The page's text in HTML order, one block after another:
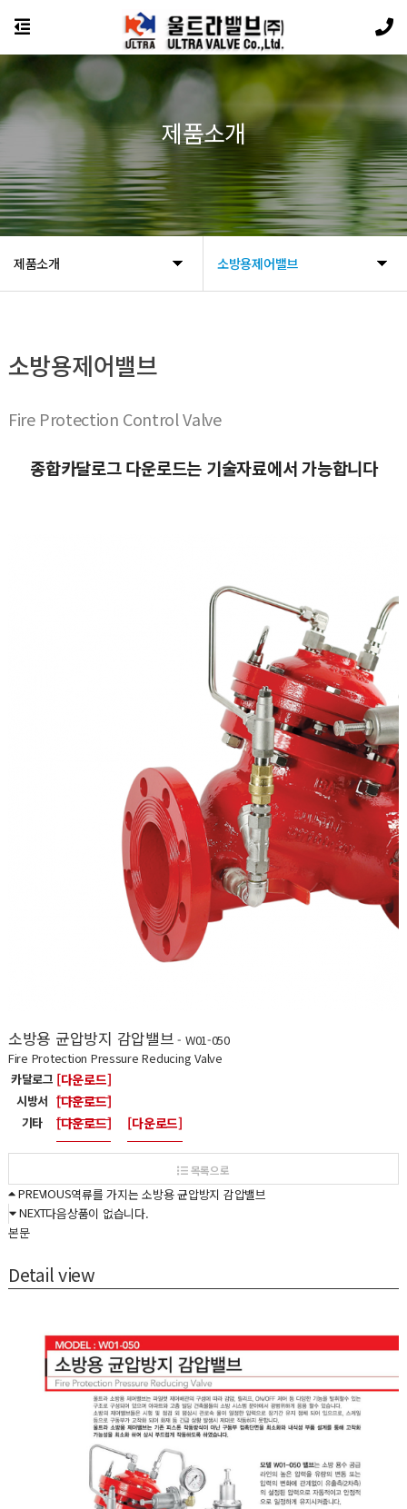
제품소개 소방용제어밸브
제품소개
소방용제어밸브
Fire Protection Control Valve
종합카달로그 다운로드는 기술자료에서 가능합니다
소방용 균압방지 감압밸브 - W01-050
Fire Protection Pressure Reducing Valve
카달로그 [다운로드]
시방서 [다운로드]
기타 [다운로드] [다운로드]
목록으로
PREVIOUS역류를 가지는 소방용 균압방지 감압밸브
NEXT다음상품이 없습니다.
본문
Detail view